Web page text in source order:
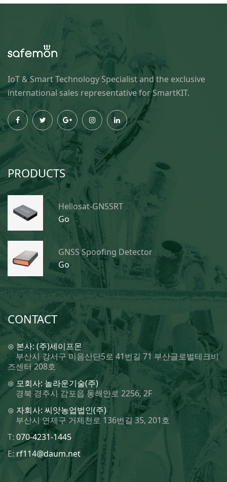
IoT & Smart Technology Specialist and the exclusive
international sales representative for SmartKIT.
PRODUCTS
Hellosat-GNSSRT
Go
GNSS Spoofing Detector
Go
CONTACT
⊙ 본사: (주)세이프몬
부산시 강서구 미음산단5로 41번길 71 부산글로벌테크비
즈센터 208호
⊙ 모회사: 놀라운기술(주)
경북 경주시 감포읍 동해안로 2256, 2F
⊙ 자회사: 씨앗농업법인(주)
부산시 연제구 거제천로 136번길 35, 201호
T: 070-4231-1445
E: rf114@daum.net